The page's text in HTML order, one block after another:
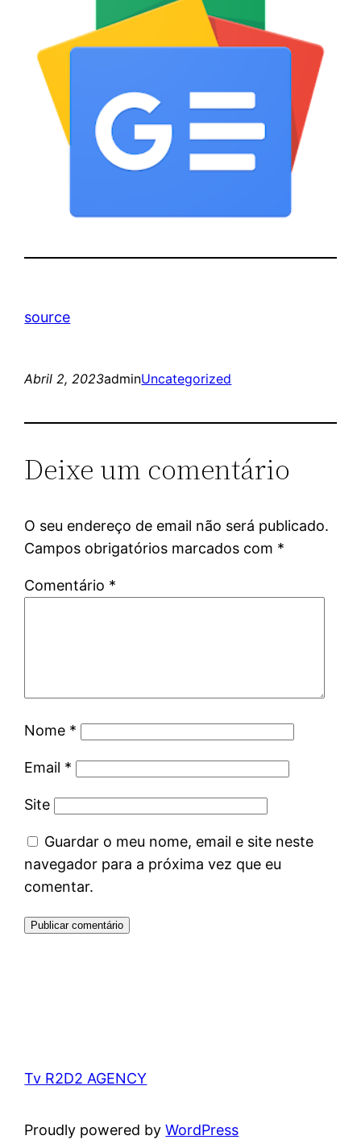
source
Abril 2, 2023adminUncategorized
Deixe um comentário
O seu endereço de email não será publicado.
Campos obrigatórios marcados com *
Comentário *
Nome *
Email *
Site
Guardar o meu nome, email e site neste
navegador para a próxima vez que eu
comentar.
Tv R2D2 AGENCY
Proudly powered byWordPress